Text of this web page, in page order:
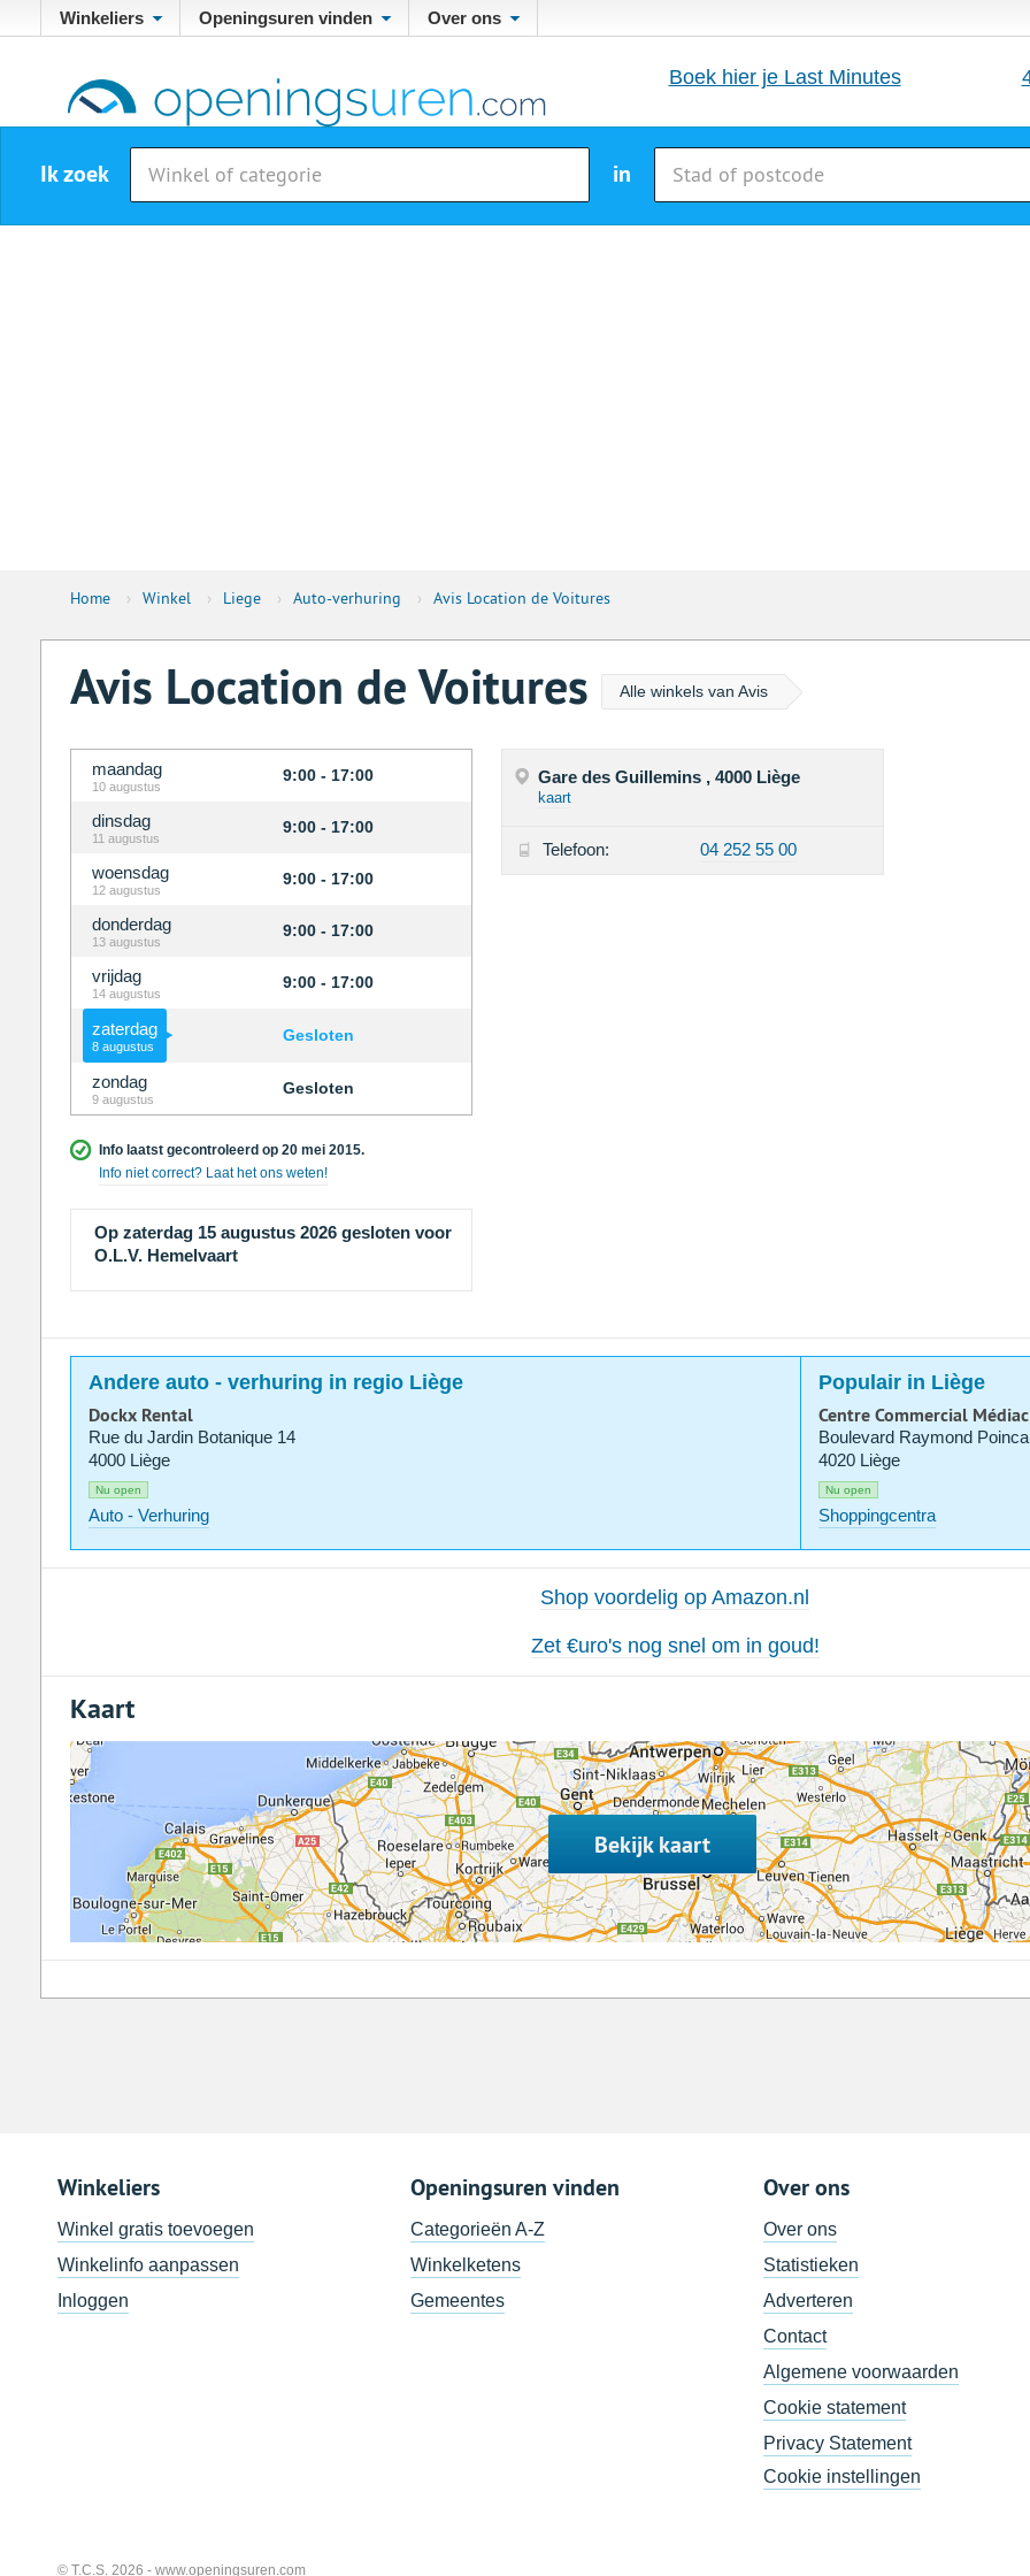
Winkeliers Openingsuren vinden Over ons
Boek hier je Last Minutes
Ik zoek in
Home › Winkel › Liege › Auto-verhuring › Avis Location de Voitures
Avis Location de Voitures Alle winkels van Avis
maandag
10 augustus
9:00 - 17:00
dinsdag
11 augustus
9:00 - 17:00
woensdag
12 augustus
9:00 - 17:00
donderdag
13 augustus
9:00 - 17:00
vrijdag
14 augustus
9:00 - 17:00
zaterdag
8 augustus
Gesloten
zondag
9 augustus
Gesloten
Info laatst gecontroleerd op 20 mei 2015.
Info niet correct? Laat het ons weten!
Op zaterdag 15 augustus 2026 gesloten voor
O.L.V. Hemelvaart
Gare des Guillemins , 4000 Liège
kaart
Telefoon: 04 252 55 00
Andere auto - verhuring in regio Liège Populair in Liège
Dockx Rental
Rue du Jardin Botanique 14
4000 Liège
Nu open
Auto - Verhuring
Centre Commercial
Boulevard Raymond
4020 Liège
Nu open
Shoppingcentra
Shop voordelig op Amazon.nl
Zet €uro's nog snel om in goud!
Kaart
Bekijk kaart
Winkeliers
Winkel gratis toevoegen
Winkelinfo aanpassen
Inloggen
Openingsuren vinden
Categorieën A-Z
Winkelketens
Gemeentes
Over ons
Over ons
Statistieken
Adverteren
Contact
Algemene voorwaarden
Cookie statement
Privacy Statement
Cookie instellingen
© T.C.S. 2026 - www.openingsuren.com